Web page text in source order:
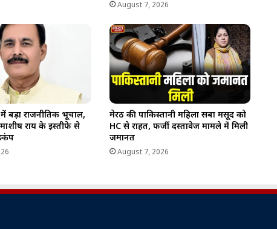
August 7, 2026
में बड़ा राजनीतिक भूचाल,
राय के इस्तीफे से
मेरठ की पाकिस्तानी महिला सबा मसूद को
HC से राहत, फर्जी दस्तावेज मामले में मिली
जमानत
August 7, 2026